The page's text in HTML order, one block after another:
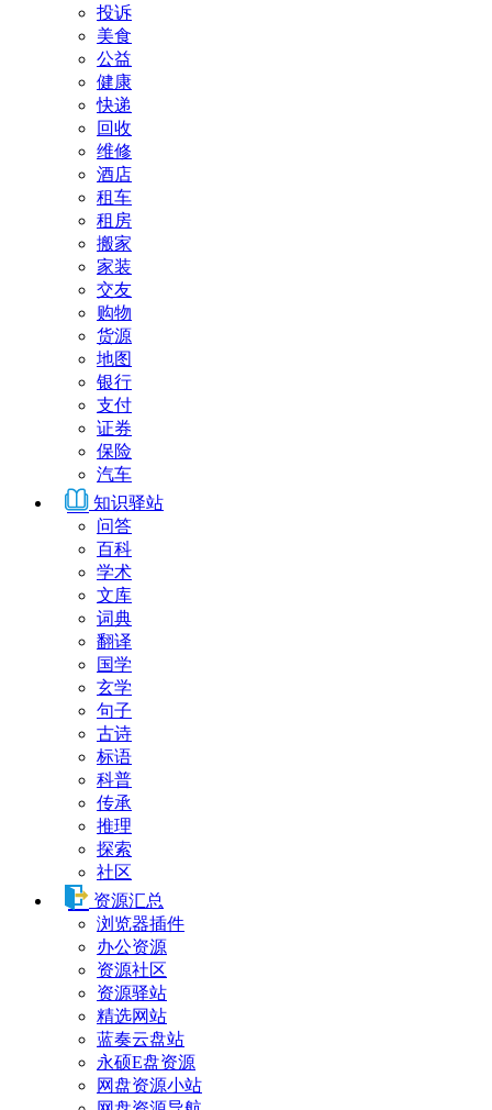
投诉
美食
公益
健康
快递
回收
维修
酒店
租车
租房
搬家
家装
交友
购物
货源
地图
银行
支付
证券
保险
汽车
知识驿站
问答
百科
学术
文库
词典
翻译
国学
玄学
句子
古诗
标语
科普
传承
推理
探索
社区
资源汇总
浏览器插件
办公资源
资源社区
资源驿站
精选网站
蓝奏云盘站
永硕E盘资源
网盘资源小站